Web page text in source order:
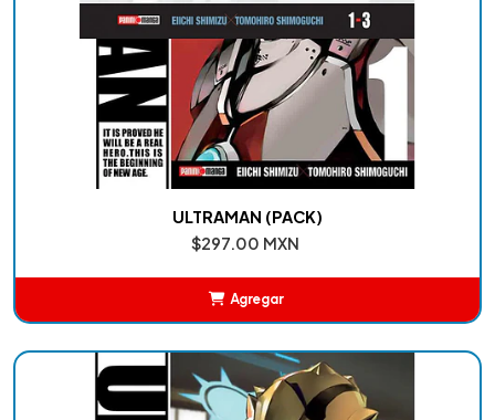
ULTRAMAN (PACK)
$297.00 MXN
Agregar